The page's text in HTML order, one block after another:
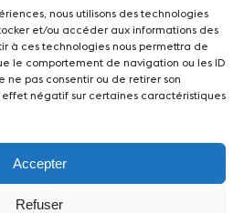
nous utilisons des technologies
et/ou accéder aux informations des
à ces technologies nous permettra de
le comportement de navigation ou les ID
ne pas consentir ou de retirer son
négatif sur certaines caractéristiques
Accepter
Refuser
Freiwillige
Kontakt
Musique - Rue du Rawil 47 -